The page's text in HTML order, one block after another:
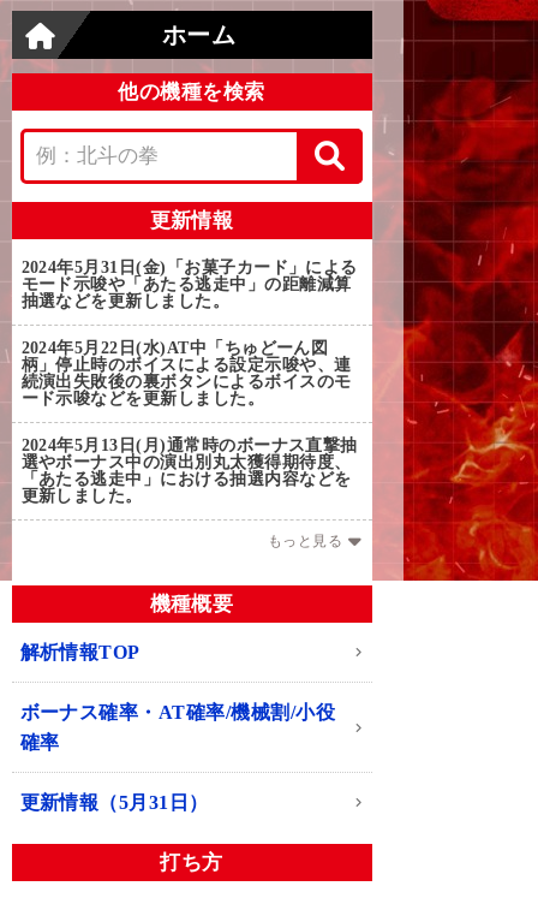
ホーム
他の機種を検索
更新情報
2024年5月31日(金)
「お菓子カード」による
モード示唆や「あたる逃走中」の距離減算
抽選などを更新しました。
2024年5月22日(水)AT中「ちゅどーん図
柄」停止時のボイスによる設定示唆や、連
続演出失敗後の裏ボタンによるボイスのモ
ード示唆などを更新しました。
2024年5月13日(月)通常時のボーナス直撃抽
選やボーナス中の演出別丸太獲得期待度、
「あたる逃走中」における抽選内容などを
更新しました。
もっと見る
機種概要
解析情報TOP
ボーナス確率・AT確率/機械割/小役
確率
更新情報（5月31日）
打ち方